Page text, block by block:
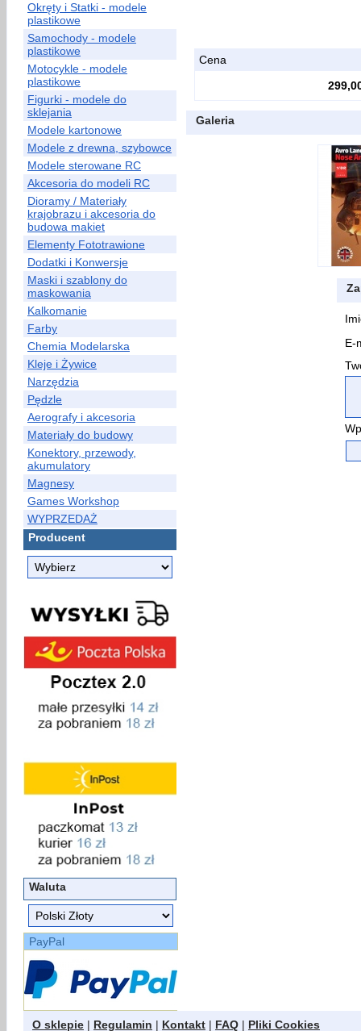
Okręty i Statki - modele
plastikowe
Samochody - modele
plastikowe
Motocykle - modele
plastikowe
Figurki - modele do
sklejania
Modele kartonowe
Modele z drewna, szybowce
Modele sterowane RC
Akcesoria do modeli RC
Dioramy / Materiały
krajobrazu i akcesoria do
budowa makiet
Elementy Fototrawione
Dodatki i Konwersje
Maski i szablony do
maskowania
Kalkomanie
Farby
Chemia Modelarska
Kleje i Żywice
Narzędzia
Pędzle
Aerografy i akcesoria
Materiały do budowy
Konektory, przewody,
akumulatory
Magnesy
Games Workshop
WYPRZEDAŻ
Producent
Waluta
PayPal
Cena
Galeria
E-
O sklepie | Regulamin | Kontakt | FAQ | Pliki Cookies